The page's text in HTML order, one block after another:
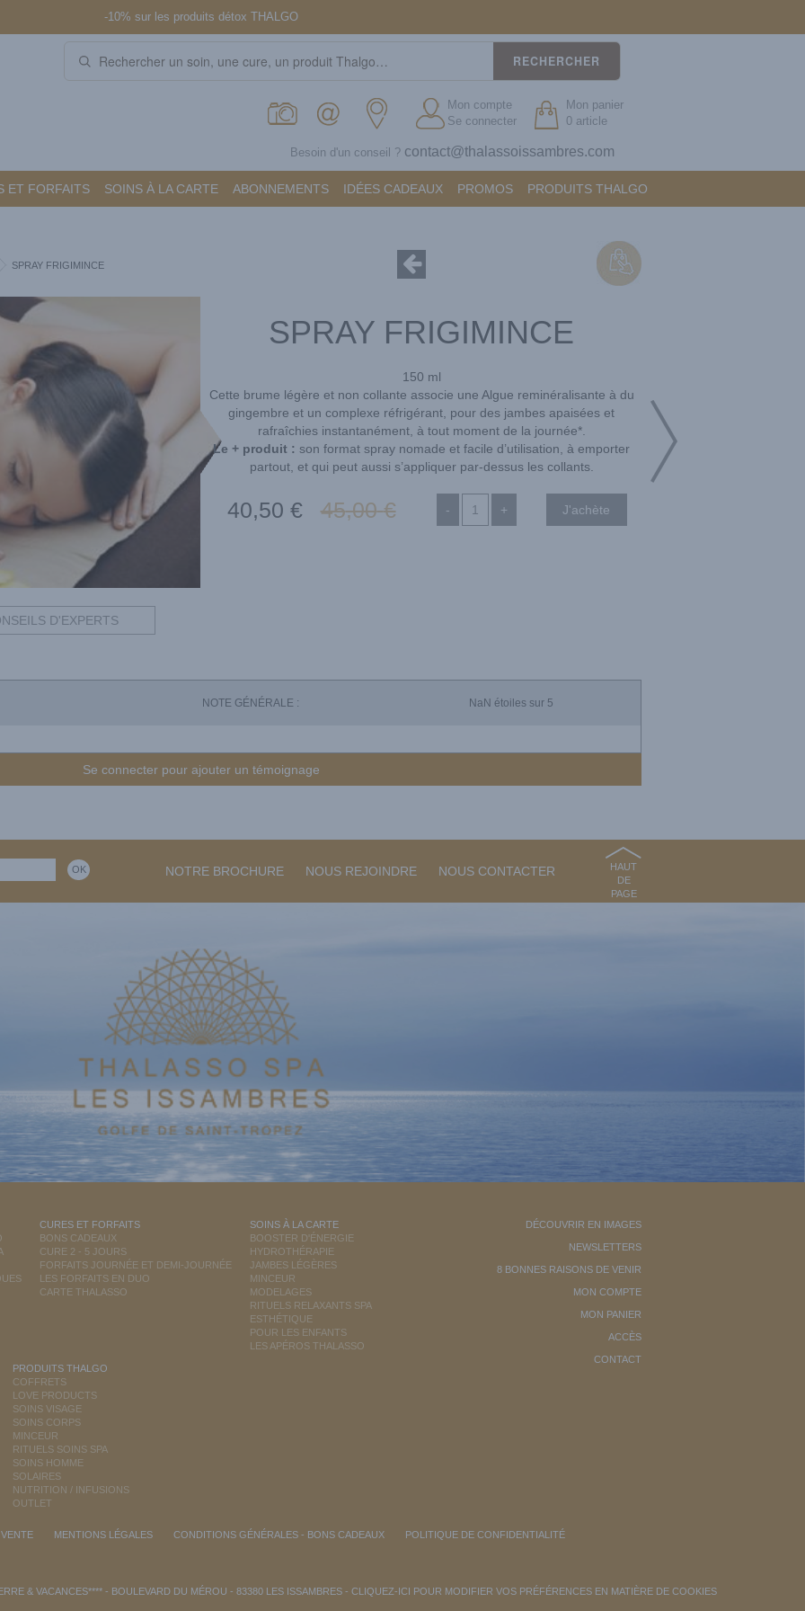
ET FORFAITS SOINS À LA CARTE ABONNEMENTS IDÉES CADEAUX PROMOS PRODUITS THALGO
-10% sur les produits détox THALGO
Besoin d'un conseil ? contact@thalassoissambres.com
RECHERCHER
Mon compte
Se connecter
Mon panier
0 article
SPRAY FRIGIMINCE
SPRAY FRIGIMINCE
150 ml
Cette brume légère et non collante associe une Algue reminéralisante à du
gingembre et un complexe réfrigérant, pour des jambes apaisées et
rafraîchies instantanément, à tout moment de la journée*.
Le + produit : son format spray nomade et facile d’utilisation, à emporter
partout, et qui peut aussi s’appliquer par-dessus les collants.
40,50 € 45,00 € - +
D'EXPERTS
NOTE GÉNÉRALE : NaN étoiles sur 5
Se connecter pour ajouter un témoignage
NOTRE BROCHURE NOUS REJOINDRE NOUS CONTACTER
HAUT
DE
PAGE
CURES ET FORFAITS
BONS CADEAUX
CURE 2 - 5 JOURS
FORFAITS JOURNÉE ET DEMI-JOURNÉE
LES FORFAITS EN DUO
CARTE THALASSO
SOINS À LA CARTE
BOOSTER D'ÉNERGIE
HYDROTHÉRAPIE
JAMBES LÉGÈRES
MINCEUR
MODELAGES
RITUELS RELAXANTS SPA
ESTHÉTIQUE
POUR LES ENFANTS
LES APÉROS THALASSO
PRODUITS THALGO
COFFRETS
LOVE PRODUCTS
SOINS VISAGE
SOINS CORPS
MINCEUR
RITUELS SOINS SPA
SOINS HOMME
SOLAIRES
NUTRITION / INFUSIONS
OUTLET
DÉCOUVRIR EN IMAGES
NEWSLETTERS
8 BONNES RAISONS DE VENIR
MON COMPTE
MON PANIER
ACCÈS
CONTACT
MENTIONS LÉGALES CONDITIONS GÉNÉRALES - BONS CADEAUX POLITIQUE DE CONFIDENTIALITÉ
& VACANCES**** - BOULEVARD DU MÉROU - 83380 LES ISSAMBRES - CLIQUEZ-ICI POUR MODIFIER VOS PRÉFÉRENCES EN MATIÈRE DE COOKIES